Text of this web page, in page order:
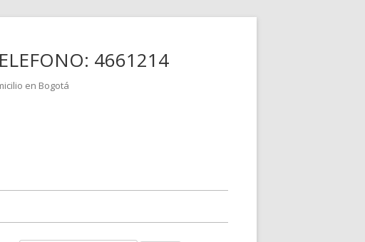
4661214
en Bogotá